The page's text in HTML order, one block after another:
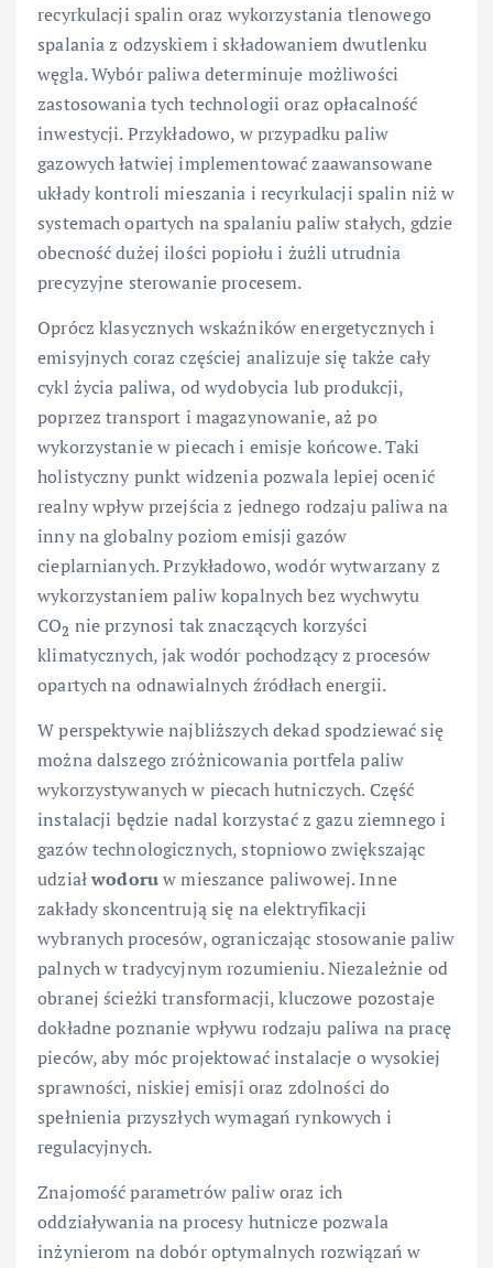
recyrkulacji spalin oraz wykorzystania tlenowego
spalania z odzyskiem i składowaniem dwutlenku
węgla. Wybór paliwa determinuje możliwości
zastosowania tych technologii oraz opłacalność
inwestycji. Przykładowo, w przypadku paliw
gazowych łatwiej implementować zaawansowane
układy kontroli mieszania i recyrkulacji spalin niż w
systemach opartych na spalaniu paliw stałych, gdzie
obecność dużej ilości popiołu i żużli utrudnia
precyzyjne sterowanie procesem.
Oprócz klasycznych wskaźników energetycznych i
emisyjnych coraz częściej analizuje się także cały
cykl życia paliwa, od wydobycia lub produkcji,
poprzez transport i magazynowanie, aż po
wykorzystanie w piecach i emisje końcowe. Taki
holistyczny punkt widzenia pozwala lepiej ocenić
realny wpływ przejścia z jednego rodzaju paliwa na
inny na globalny poziom emisji gazów
cieplarnianych. Przykładowo, wodór wytwarzany z
wykorzystaniem paliw kopalnych bez wychwytu
CO2 nie przynosi tak znaczących korzyści
klimatycznych, jak wodór pochodzący z procesów
opartych na odnawialnych źródłach energii.
W perspektywie najbliższych dekad spodziewać się
można dalszego zróżnicowania portfela paliw
wykorzystywanych w piecach hutniczych. Część
instalacji będzie nadal korzystać z gazu ziemnego i
gazów technologicznych, stopniowo zwiększając
udziałwodoruw mieszance paliwowej. Inne
zakłady skoncentrują się na elektryfikacji
wybranych procesów, ograniczając stosowanie paliw
palnych w tradycyjnym rozumieniu. Niezależnie od
obranej ścieżki transformacji, kluczowe pozostaje
dokładne poznanie wpływu rodzaju paliwa na pracę
pieców, aby móc projektować instalacje o wysokiej
sprawności, niskiej emisji oraz zdolności do
spełnienia przyszłych wymagań rynkowych i
regulacyjnych.
Znajomość parametrów paliw oraz ich
oddziaływania na procesy hutnicze pozwala
inżynierom na dobór optymalnych rozwiązań w